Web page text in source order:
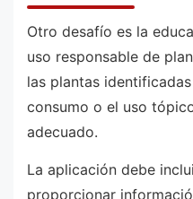
Otro desafío es la
uso responsable de
las plantas
consumo o el uso
adecuado.
La aplicación debe
proporcionar